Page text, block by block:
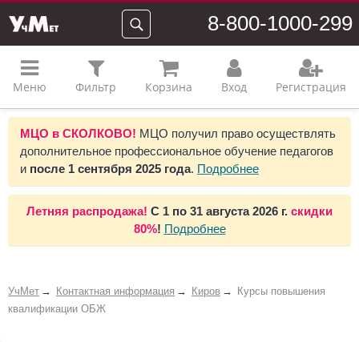
8-800-1000-299
Меню Фильтр Корзина Вход Регистрация
МЦО в СКОЛКОВО! МЦО получил право осуществлять
дополнительное профессиональное обучение педагогов
и после 1 сентября 2025 года. Подробнее
Летняя распродажа! С 1 по 31 августа 2026 г. скидки
80%! Подробнее
УчМет Контактная информация Киров
Курсы повышения
квалификации ОБЖ